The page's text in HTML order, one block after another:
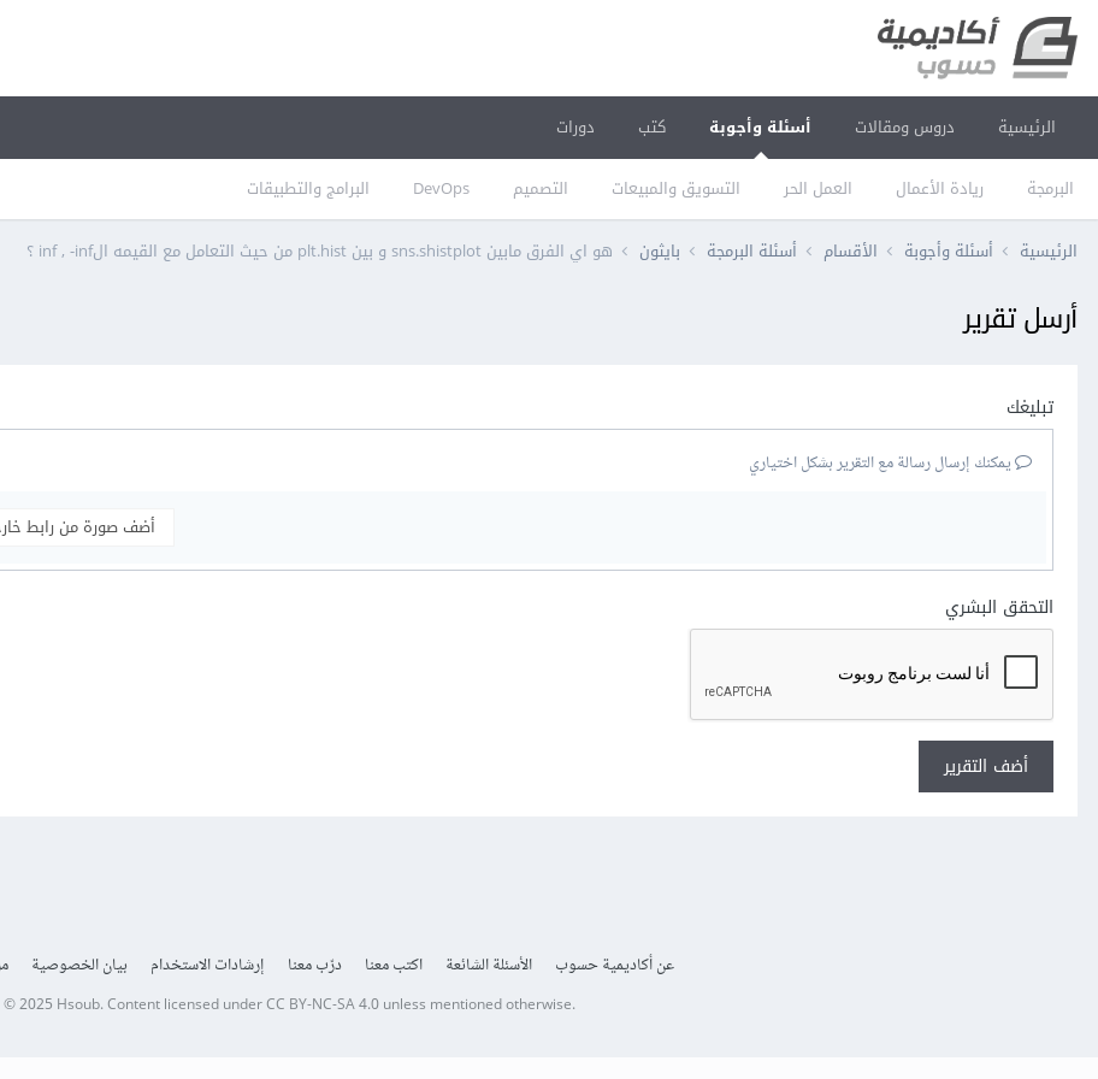
الرئيسية دروس ومقالات أسئلة وأجوبة
البرمجة ريادة الأعمال العمل الحر التسويق والمبيعات التصميم DevOps البرامج والتطبيقات
كتب دورات
الرئيسية أسئلة وأجوبة الأقسام أسئلة البرمجة بايثون هو اي الفرق مابين sns.shistplot و بين plt.hist من حيث التعامل مع القيمه الinf , -inf ؟
أرسل تقرير
تبليغك
يمكنك إرسال رسالة مع التقرير بشكل اختياري
أضف صورة من رابط
التحقق البشري
أضف التقرير
عن أكاديمية حسوب الأسئلة الشائعة اكتب معنا درّب معنا إرشادات الاستخدام بيان الخصوصية
© 2025 Hsoub.Content licensed underCC BY-NC-SA 4.0unless mentioned otherwise.